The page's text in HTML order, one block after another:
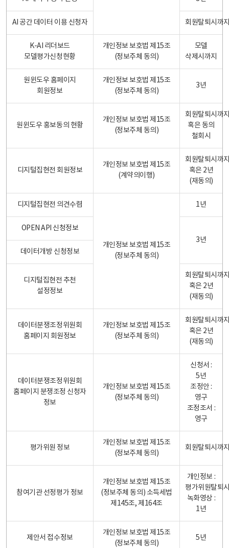
AI 공간 데이터 이용 신청자 회원탈퇴시까
K-AI 리더보드
모델평가신청현황
개인정보 보호법 제15조
(정보주체 동의)
모델
삭제시까지
원윈도우 홈페이지
회원정보
개인정보 보호법 제15조
(정보주체 동의)
3년
원윈도우 홍보동의 현황
개인정보 보호법 제15조
(정보주체 동의)
회원탈퇴시까
혹은 동의
철회시
디지털집현전 회원정보
개인정보 보호법 제15조
(계약의이행)
회원탈퇴시까
혹은 2년
(재동의)
디지털집현전 의견수렴
개인정보 보호법 제15조
(정보주체 동의)
1년
OPEN API 신청정보
3년
데이터개방 신청정보
디지털집현전 추천
설정정보
회원탈퇴시까
혹은 2년
(재동의)
데이터분쟁조정위원회
홈페이지 회원정보
개인정보 보호법 제15조
(정보주체 동의)
회원탈퇴시까
혹은 2년
(재동의)
데이터분쟁조정위원회
홈페이지 분쟁조정 신청자
정보
개인정보 보호법 제15조
(정보주체 동의)
신청서 :
5년
조정안 :
영구
조정조서 :
영구
평가위원 정보
개인정보 보호법 제15조
(정보주체 동의)
회원탈퇴시까
참여기관 선정평가 정보
개인정보 보호법 제15조
(정보주체 동의) 소득세법
제145조, 제164조
개인정보 :
평가위원탈퇴
녹화영상 :
1년
제안서 접수정보
개인정보 보호법 제15조
(정보주체 동의)
5년